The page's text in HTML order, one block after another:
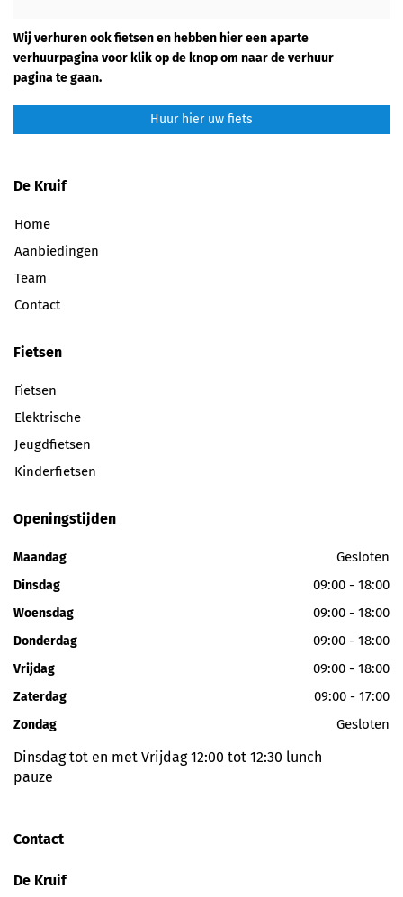
Wij verhuren ook fietsen en hebben hier een aparte
verhuurpagina voor klik op de knop om naar de verhuur
pagina te gaan.
Huur hier uw fiets
De Kruif
Home
Aanbiedingen
Team
Contact
Fietsen
Fietsen
Elektrische
Jeugdfietsen
Kinderfietsen
Openingstijden
Maandag Gesloten
Dinsdag 09:00 - 18:00
Woensdag 09:00 - 18:00
Donderdag 09:00 - 18:00
Vrijdag 09:00 - 18:00
Zaterdag 09:00 - 17:00
Zondag Gesloten
Dinsdag tot en met Vrijdag 12:00 tot 12:30 lunch
pauze
Contact
De Kruif